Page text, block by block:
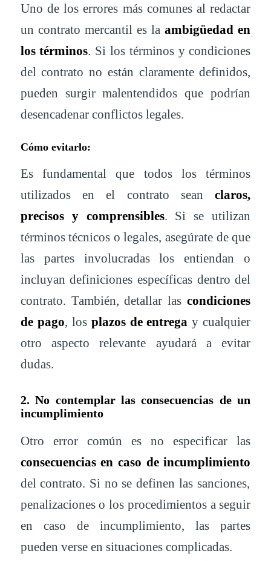
Uno de los errores más comunes al redactar
un contrato mercantil es laambigüedad en
los términos. Si los términos y condiciones
del contrato no están claramente definidos,
pueden surgir malentendidos que podrían
desencadenar conflictos legales.
Cómo evitarlo:
Es fundamental que todos los términos
utilizados en el contrato seanclaros,
precisos y comprensibles. Si se utilizan
términos técnicos o legales, asegúrate de que
las partes involucradas los entiendan o
incluyan definiciones específicas dentro del
contrato. También, detallar lascondiciones
de pago, los plazos de entrega y cualquier
otro aspecto relevante ayudará a evitar
dudas.
2. No contemplar las consecuencias de un
incumplimiento
Otro error común es no especificar las
consecuencias en caso de incumplimiento
del contrato. Si no se definen las sanciones,
penalizaciones o los procedimientos a seguir
en caso de incumplimiento, las partes
pueden verse en situaciones complicadas.